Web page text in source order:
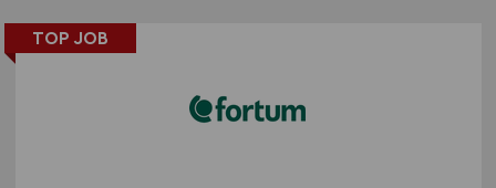
TOP JOB